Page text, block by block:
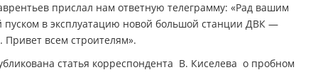
прислал нам ответную телеграмму: «Рад вашим
пуском в эксплуатацию новой большой станции ДВК —
всем строителям».
статья корреспондента В. Киселева о пробном